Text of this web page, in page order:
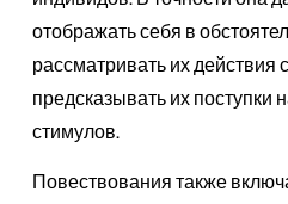
отображать себя в
рассматривать их действия
предсказывать их поступки
стимулов.
Повествования также